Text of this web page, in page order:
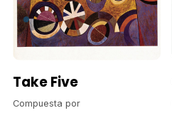
Take Five
Compuesta por